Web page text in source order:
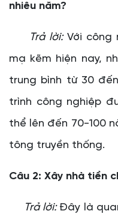
nhiêu năm?
Trả lời:Với công
mạ kẽm hiện nay,
trung bình từ 30
trình công nghiệp
thể lên đến 70-100
tông truyền thống.
Câu 2: Xây nhà tiền
Trả lời: Đây là